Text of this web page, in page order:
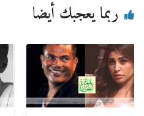
ربما يعجبك أيضا